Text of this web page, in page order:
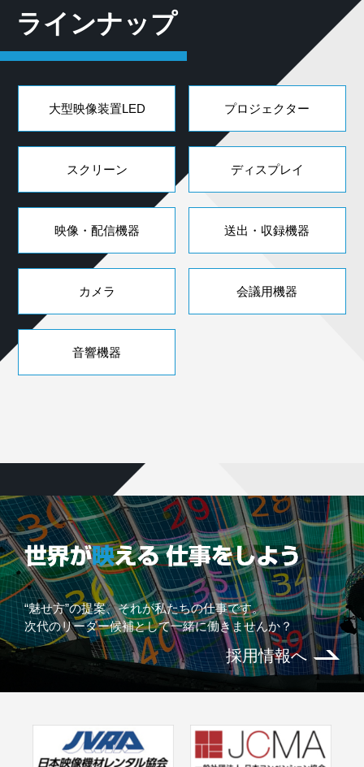
ラインナップ
大型映像装置LED プロジェクター
スクリーン ディスプレイ
映像・配信機器 送出・収録機器
カメラ 会議用機器
音響機器
“魅せ方”の提案、それが私たちの仕事です。
次代のリーダー候補として一緒に働きませんか？
採用情報へ